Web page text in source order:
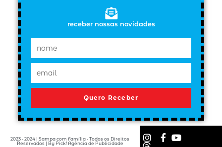
receber nossas novidades
Quero Receber
2023 - 2024 | Sampa com Família - Todos os Direitos
Reservados | By Pick! Agência de Publicidade